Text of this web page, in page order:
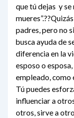
que tú dejas y se
padres, pero no
busca ayuda de
diferencia en la
esposo o
empleado, como
Tú puedes
influenciar a
otros, sirve a